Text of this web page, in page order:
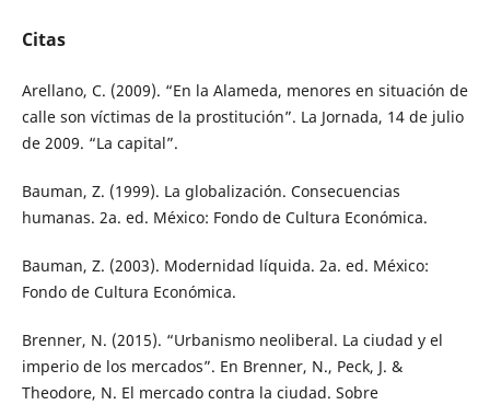
Citas
Arellano, C. (2009). “En la Alameda, menores en situación de
calle son víctimas de la prostitución”. La Jornada, 14 de julio
de 2009. “La capital”.
Bauman, Z. (1999). La globalización. Consecuencias
humanas. 2a. ed. México: Fondo de Cultura Económica.
Bauman, Z. (2003). Modernidad líquida. 2a. ed. México:
Fondo de Cultura Económica.
Brenner, N. (2015). “Urbanismo neoliberal. La ciudad y el
imperio de los mercados”. En Brenner, N., Peck, J. &
Theodore, N. El mercado contra la ciudad. Sobre